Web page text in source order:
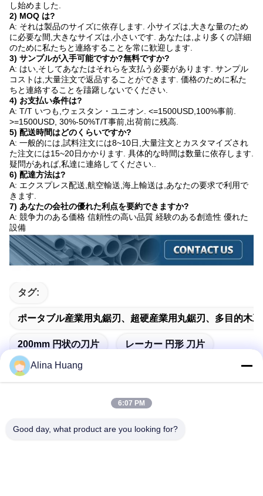
し始めました.
2) MOQ は?
A: それは製品のサイズに依存します. 小サイズは,大きな量のため
に必要な間,大きなサイズは,小さいです. あなたは,より多くの詳細
のために私たちと連絡することを常に歓迎します.
3) サンプルが入手可能ですか?無料ですか?
A: はい,そしてあなたはそれらを支払う必要があります. サンプル
コストは,大量注文で返品することができます. 価格のために私た
ちと連絡することを躊躇しないでください.
4) お支払い条件は?
A: T/T いつも,ウェスタン・ユニオン. <=1500USD,100%事前.
>=1500USD, 30%-50%T/T事前,出荷前に残高.
5) 配送時間はどのくらいですか?
A: 一般的には,試料注文には8~10日,大量注文とカスタマイズされ
た注文には15~20日かかります. 具体的な時間は数量に依存します.
疑問があれば,私達に連絡してください..
6) 配達方法は?
A: エクスプレス配送,航空輸送,海上輸送は,あなたの要求で利用で
きます.
7) あなたの会社の優れた利点を要約できますか?
A: 競争力のある価格 信頼性の高い品質 経験のある創造性 優れた
設備
タグ:
ポータブル産業用丸鋸刃、超硬産業用丸鋸刃、多目的木
200mm 円状の刀片 レーカー 円形 刀片
Alina Huang
6:07 PM
Good day, what product are you looking for?